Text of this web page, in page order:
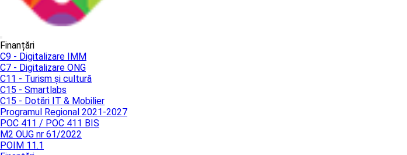
Finanțări
C9 - Digitalizare IMM
C7 - Digitalizare ONG
C11 - Turism și cultură
C15 - Smartlabs
C15 - Dotări IT & Mobilier
Programul Regional 2021-2027
POC 411 / POC 411 BIS
M2 OUG nr 61/2022
POIM 11.1